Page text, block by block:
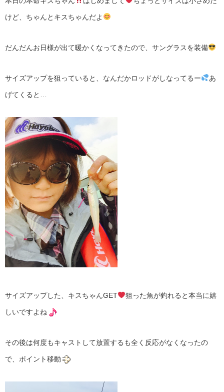
けど、ちゃんとキスちゃんだよ
だんだんお日様が出て暖かくなってきたので、サングラスを装備
サイズアップを狙っていると、なんだかロッドがしなってるー あ
げてくると…
サイズアップした、キスちゃんGET 狙った魚が釣れると本当に嬉
しいですよね
その後は何度もキャストして放置するも全く反応がなくなったの
で、ポイント移動